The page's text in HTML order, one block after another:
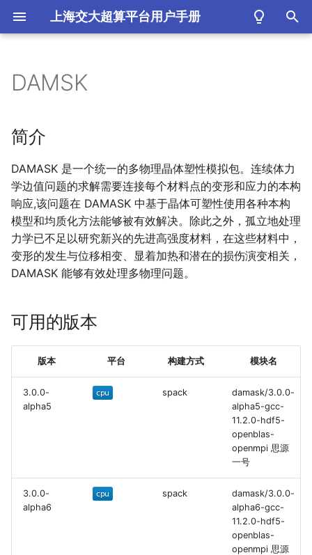
上海交大超算平台用户手册
始
搜
索
简介
可用的版本
安装方式
算例获取方式
集群上的DAMASK
思源一号上运行DAMASK
本
3.0.0-alpha5版本的运行脚
π2.0上运行DAMASK
运行结果
DAMSK
简介
DAMASK 是一个统一的多物理晶体塑性模拟包。连续体力
学边值问题的求解需要连接每个材料点的变形和应力的本构
响应,该问题在 DAMASK 中基于晶体可塑性使用各种本构
模型和均质化方法能够被有效解决。除此之外，孤立地处理
力学已不足以研究新兴的先进高强度材料，在这些材料中，
变形的发生与位移相变、显着加热和潜在的损伤演变相关，
DAMASK 能够有效处理多物理问题。
可用的版本
版本 平台 构建方式 模块名
3.0.0-
alpha5
spack
damask/3.0.0-
alpha5-gcc-
11.2.0-hdf5-
openblas-
openmpi 思源
一号
3.0.0-
alpha6
spack
damask/3.0.0-
alpha6-gcc-
11.2.0-hdf5-
openblas-
openmpi 思源